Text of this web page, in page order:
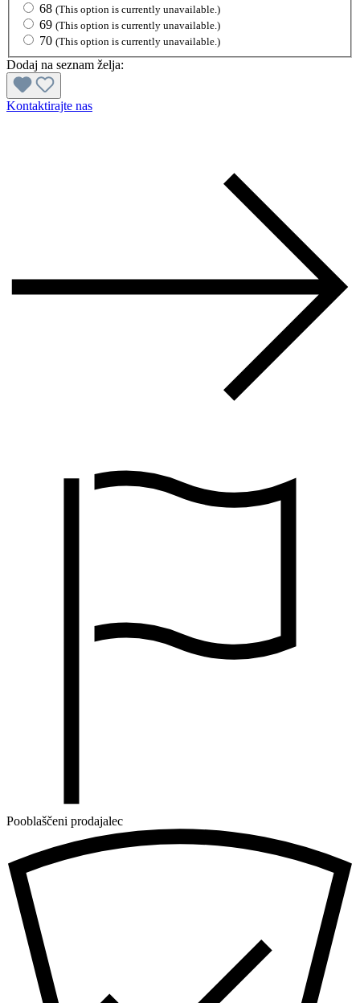
68 (This option is currently unavailable.)
69 (This option is currently unavailable.)
70 (This option is currently unavailable.)
Dodaj na seznam želja:
Kontaktirajte nas
Pooblaščeni prodajalec